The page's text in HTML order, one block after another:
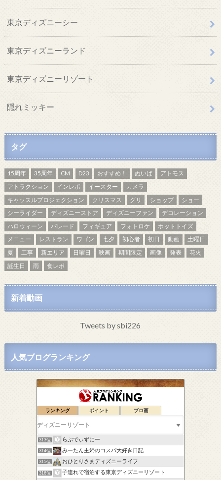
東京ディズニーシー
東京ディズニーランド
東京ディズニーリゾート
隠れミッキー
タグ
15周年 35周年 CM D23 おすすめ！ ぬいば
アトモス
アトラクション
インレポ イースター
カメラ
キャッスルプロジェクション
クリスマス グリ ショップ
ショー
シーライダー
ディズニーストア ディズニーファン
デコレーション
ハロウィーン
パレード フィギュア フォトロケ
ホットトイズ
メニュー
レストラン ワゴン 七夕 初心者 初日 動画
土曜日
夏
工事 新エリア 日曜日 映画 期間限定 画像 発表
花火
誕生日
雨 食レポ
新着動画
Tweets by sbi226
人気ブログランキング
ランキング ポイント ブロ画
312位 ドナいち *夢物語*
313位 らぶでぃずにー
314位 みーたん主婦のコスパ大好き日記
315位 おひとりさまディズニーライフ
316位 子連れで宿泊する東京ディズニーリゾート